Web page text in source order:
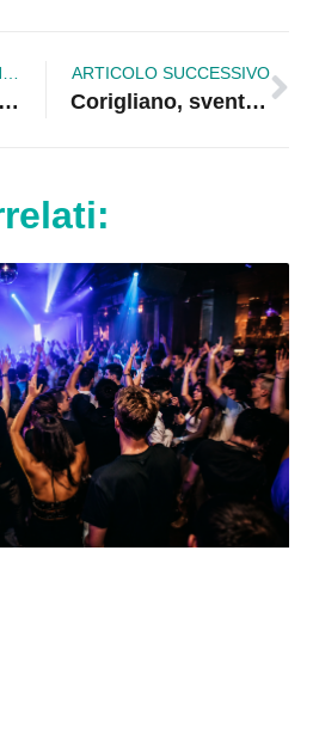
Operazione sport, post-derby indice su Olympic e Corigliano |VIDEO
ARTICOLO SUCCESSIVO
Corigliano, sventata estorsione a danno di un ultra 70enne del posto